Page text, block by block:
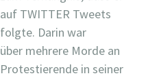
auf TWITTER Tweets
folgte. Darin war
über mehrere Morde an
Protestierende in seiner